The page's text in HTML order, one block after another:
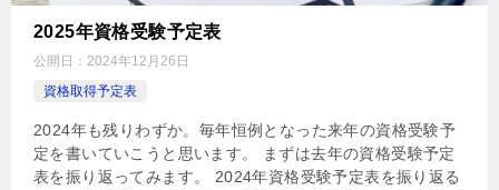
2025年資格受験予定表
公開日： 2024年12月26日
資格取得予定表
2024年も残りわずか。毎年恒例となった来年の資格受験予
定を書いていこうと思います。 まずは去年の資格受験予定
表を振り返ってみます。 2024年資格受験予定表を振り返る